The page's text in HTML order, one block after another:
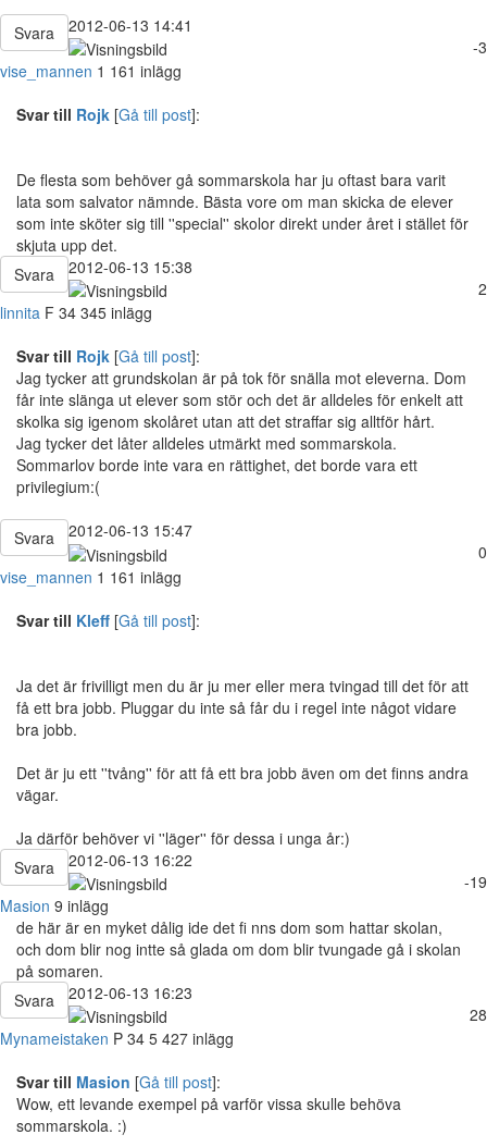
Svara
2012-06-13 14:41
-3
vise_mannen 1 161 inlägg
Svar till Rojk [Gå till post]:
De flesta som behöver gå sommarskola har ju oftast bara varit
lata som salvator nämnde. Bästa vore om man skicka de elever
som inte sköter sig till ''special'' skolor direkt under året i stället för
skjuta upp det.
Svara
2012-06-13 15:38
2
linnita F 34 345 inlägg
Svar till Rojk [Gå till post]:
Jag tycker att grundskolan är på tok för snälla mot eleverna. Dom
får inte slänga ut elever som stör och det är alldeles för enkelt att
skolka sig igenom skolåret utan att det straffar sig alltför hårt.
Jag tycker det låter alldeles utmärkt med sommarskola.
Sommarlov borde inte vara en rättighet, det borde vara ett
privilegium:(
Svara
2012-06-13 15:47
0
vise_mannen 1 161 inlägg
Svar till Kleff [Gå till post]:
Ja det är frivilligt men du är ju mer eller mera tvingad till det för att
få ett bra jobb. Pluggar du inte så får du i regel inte något vidare
bra jobb.
Det är ju ett ''tvång'' för att få ett bra jobb även om det finns andra
vägar.
Ja därför behöver vi ''läger'' för dessa i unga år:)
Svara
2012-06-13 16:22
-19
Masion 9 inlägg
de här är en myket dålig ide det fi nns dom som hattar skolan,
och dom blir nog intte så glada om dom blir tvungade gå i skolan
på somaren.
Svara
2012-06-13 16:23
28
Mynameistaken P 34 5 427 inlägg
Svar till Masion [Gå till post]:
Wow, ett levande exempel på varför vissa skulle behöva
sommarskola. :)